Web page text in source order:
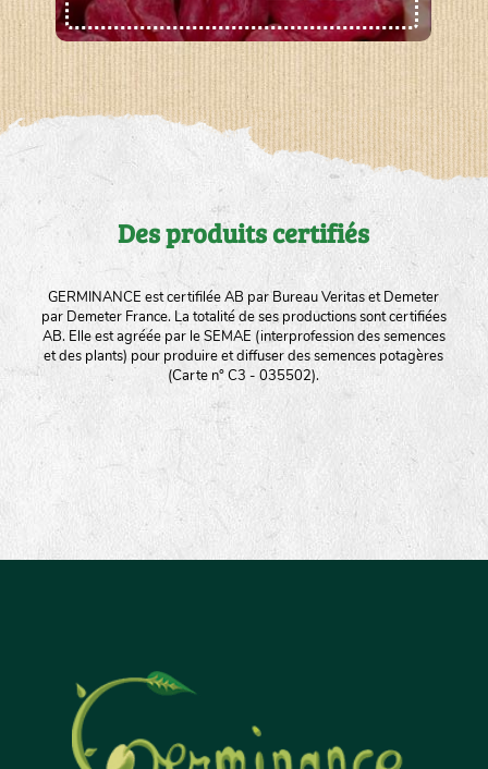
Des produits certifiés
GERMINANCE est certifilée AB par Bureau Veritas et Demeter
par Demeter France. La totalité de ses productions sont certifiées
AB. Elle est agréée par le SEMAE (interprofession des semences
et des plants) pour produire et diffuser des semences potagères
(Carte n° C3 - 035502).